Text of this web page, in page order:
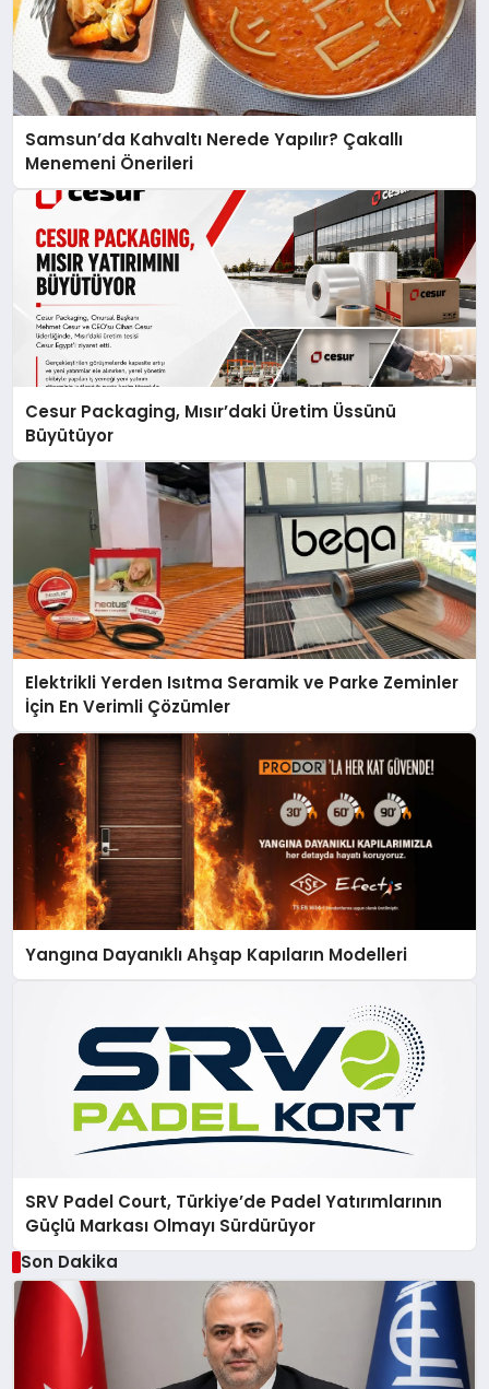
Samsun’da Kahvaltı Nerede Yapılır? Çakallı
Menemeni Önerileri
Cesur Packaging, Mısır’daki Üretim Üssünü
Büyütüyor
Elektrikli Yerden Isıtma Seramik ve Parke Zeminler
İçin En Verimli Çözümler
Yangına Dayanıklı Ahşap Kapıların Modelleri
SRV Padel Court, Türkiye’de Padel Yatırımlarının
Güçlü Markası Olmayı Sürdürüyor
Son Dakika